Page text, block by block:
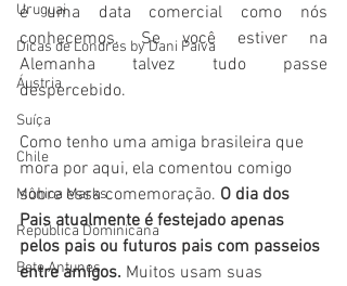
Uruguai
Dicas de Londres by Dani Paiva
Áustria
Suíça
Chile
Mônica Marks
República Dominicana
Bete Antunes
é uma data comercial como nós
conhecemos. Se você estiver na
Alemanha talvez tudo passe
despercebido.
Como tenho uma amiga brasileira que
mora por aqui, ela comentou comigo
sobre essa comemoração. O dia dos
Pais atualmente é festejado apenas
pelos pais ou futuros pais com passeios
entre amigos. Muitos usam suas